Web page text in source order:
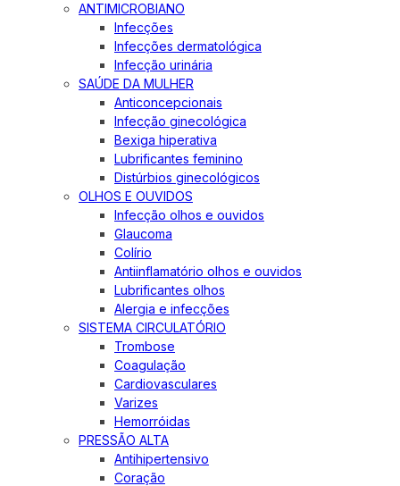
ANTIMICROBIANO
Infecções
Infecções dermatológica
Infecção urinária
SAÚDE DA MULHER
Anticoncepcionais
Infecção ginecológica
Bexiga hiperativa
Lubrificantes feminino
Distúrbios ginecológicos
OLHOS E OUVIDOS
Infecção olhos e ouvidos
Glaucoma
Colírio
Antiinflamatório olhos e ouvidos
Lubrificantes olhos
Alergia e infecções
SISTEMA CIRCULATÓRIO
Trombose
Coagulação
Cardiovasculares
Varizes
Hemorróidas
PRESSÃO ALTA
Antihipertensivo
Coração